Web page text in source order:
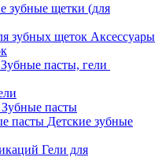
зубные щетки (для
Аксессуары
Зубные пасты, гели
Зубные пасты
Детские зубные
Гели для